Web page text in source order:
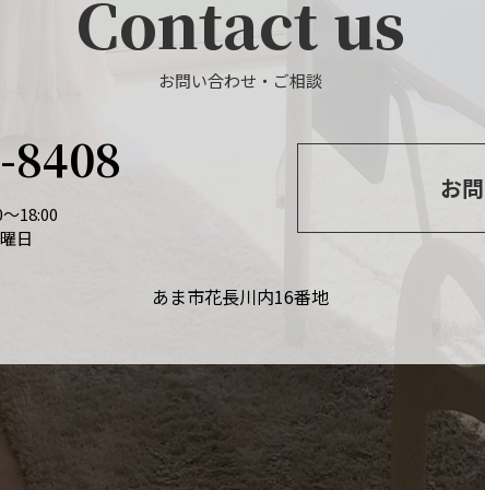
Contact us
お問い合わせ・ご相談
8408
18:00
日
お
あま市花長川内16番地